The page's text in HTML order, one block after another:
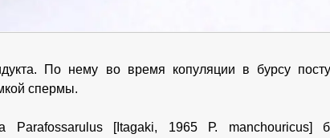
По нему во время копуляции в бурсу
спермы.
[Itagaki, 1965 Р. manchouricus]